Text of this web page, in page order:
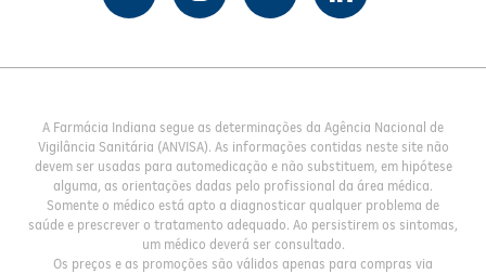
A Farmácia Indiana segue as determinações da Agência Nacional de
Vigilância Sanitária (ANVISA). As informações contidas neste site não
devem ser usadas para automedicação e não substituem, em hipótese
alguma, as orientações dadas pelo profissional da área médica.
Somente o médico está apto a diagnosticar qualquer problema de
saúde e prescrever o tratamento adequado. Ao persistirem os sintomas,
um médico deverá ser consultado.
Os preços e as promoções são válidos apenas para compras via